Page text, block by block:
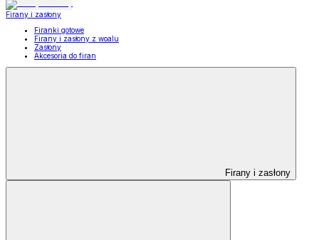
Firany i zasłony
Firanki gotowe
Firany i zasłony z woalu
Zasłony
Akcesoria do firan
Firany i zasłony